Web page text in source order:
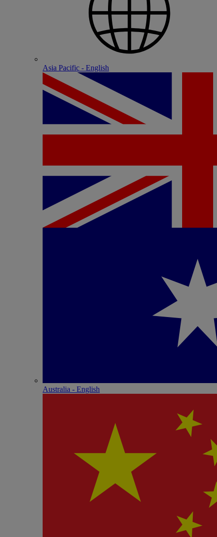
Asia Pacific - English
Australia - English